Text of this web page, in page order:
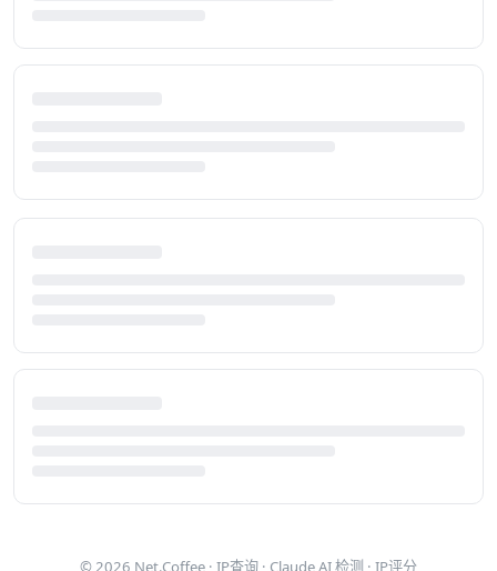
© 2026 Net.Coffee · IP查询 · Claude AI 检测 · IP评分